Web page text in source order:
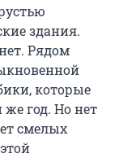
здания.
Рядом
которые
год. Но нет
смелых